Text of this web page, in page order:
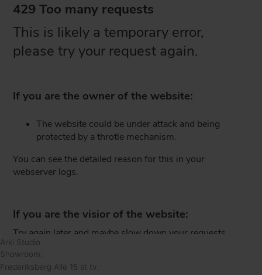
Arki Studio
Showroom:
Frederiksberg Allé 15 st tv.